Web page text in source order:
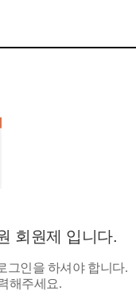
회원제 입니다.
그인을 하셔야 합니다.
해주세요.